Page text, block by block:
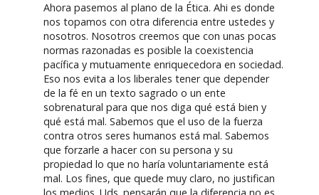
Ahora pasemos al plano de la Ética. Ahi es donde
nos topamos con otra diferencia entre ustedes y
nosotros. Nosotros creemos que con unas pocas
normas razonadas es posible la coexistencia
pacífica y mutuamente enriquecedora en sociedad.
Eso nos evita a los liberales tener que depender
de la fé en un texto sagrado o un ente
sobrenatural para que nos diga qué está bien y
qué está mal. Sabemos que el uso de la fuerza
contra otros seres humanos está mal. Sabemos
que forzarle a hacer con su persona y su
propiedad lo que no haría voluntariamente está
mal. Los fines, que quede muy claro, no justifican